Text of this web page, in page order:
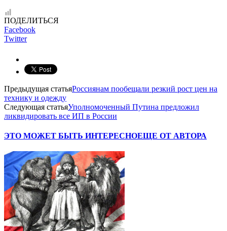
ПОДЕЛИТЬСЯ
Facebook
Twitter
Предыдущая статьяРоссиянам пообещали резкий рост цен на
технику и одежду
Следующая статьяУполномоченный Путина предложил
ликвидировать все ИП в России
ЭТО МОЖЕТ БЫТЬ ИНТЕРЕСНОЕЩЕ ОТ АВТОРА